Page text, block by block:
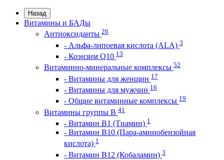
Назад
Витамины и БАДы
Антиоксиданты 26
- Альфа-липоевая кислота (ALA) 3
- Коэнзим Q10 13
Витаминно-минеральные комплексы 52
- Витамины для женщин 17
- Витамины для мужчин 16
- Общие витаминные комплексы 19
Витамины группы В 41
- Витамин B1 (Тиамин) 1
- Витамин B10 (Пара-аминобензойная
кислота) 1
- Витамин B12 (Кобаламин) 3